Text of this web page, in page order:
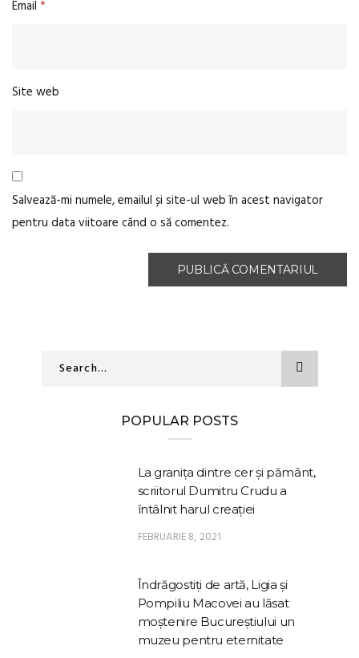
Email *
Site web
Salvează-mi numele, emailul și site-ul web în acest navigator
pentru data viitoare când o să comentez.
POPULAR POSTS
La granița dintre cer și pământ,
scriitorul Dumitru Crudu a
întâlnit harul creației
FEBRUARIE 8, 2021
Îndrăgostiți de artă, Ligia și
Pompiliu Macovei au lăsat
moștenire Bucureștiului un
muzeu pentru eternitate